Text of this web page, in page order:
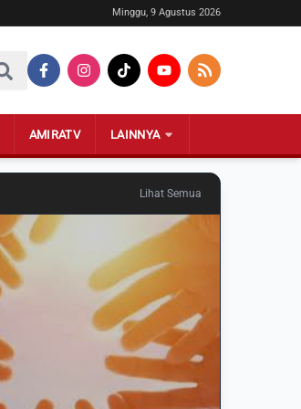
Minggu, 9 Agustus 2026
AMIRATV LAINNYA
Lihat Semua